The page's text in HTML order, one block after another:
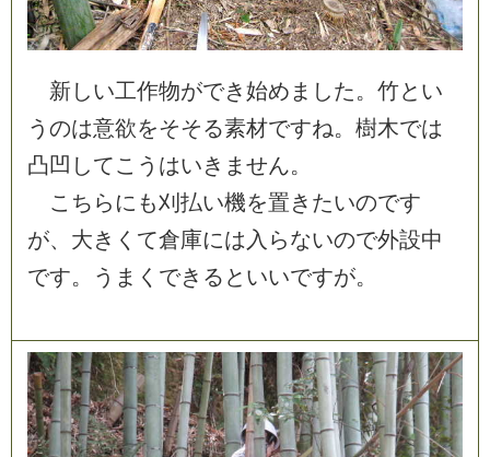
新しい工作物ができ始め ま した。 竹と い
う のは意欲をそそる素材ですね。 樹木では
凸凹 してこ う はいき ま せん。
こ ち ら に も刈 払い機を置き たいのです
が、 大き く て倉庫には 入 らないので外設中
です。 う ま く でき る と いいですが。